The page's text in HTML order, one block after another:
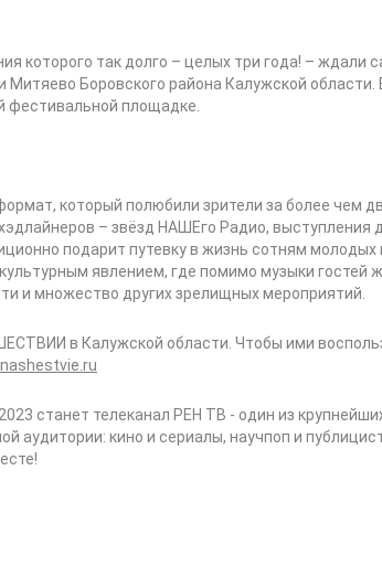
которого так долго – целых три года! – ждали
Боровского района Калужской
фестивальной площадке.
который полюбили зрители за более чем
– звёзд НАШЕго Радио, выступления
подарит путевку в жизнь сотням
явлением, где помимо музыки гостей
и множество других зрелищных мероприятий.
в Калужской области. Чтобы ими
nashestvie.ru
станет телеканал РЕН ТВ - один из
аудитории: кино и сериалы, научпоп и